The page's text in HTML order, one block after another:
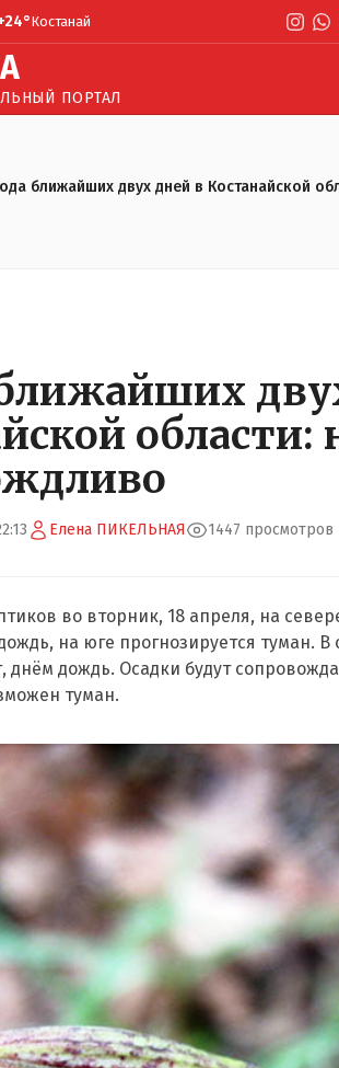
24°Костанай
ПОРТАЛ
ближайших двух дней в Костанайской
Елена ПИКЕЛЬНАЯ 1447 просмотров
во вторник, 18 апреля, на
на юге прогнозируется туман. В
днём дождь. Осадки будут
туман.